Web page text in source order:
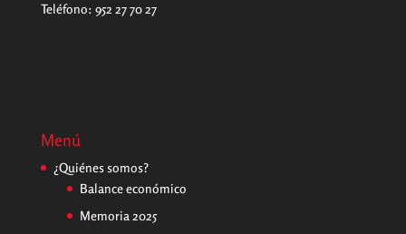
Teléfono: 952 27 70 27
Menú
¿Quiénes somos?
Balance económico
Memoria 2025